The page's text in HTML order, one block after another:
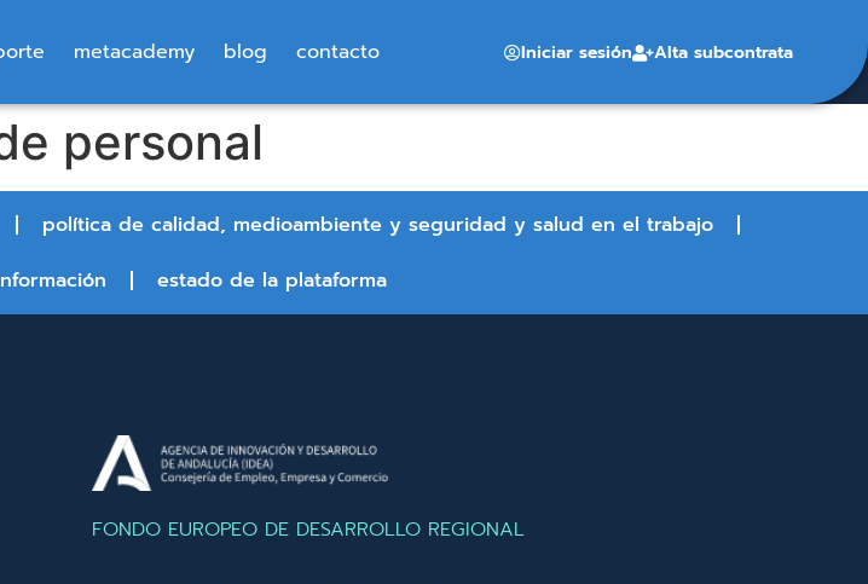
metacademy blog contacto Iniciar sesión Alta subcontrata
personal
política de calidad, medioambiente y seguridad y salud en el trabajo
estado de la plataforma
FONDO EUROPEO DE DESARROLLO REGIONAL